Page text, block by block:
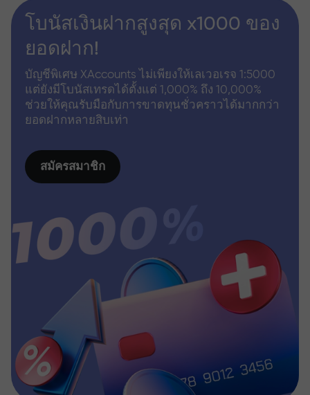
โบนัสเงินฝากสูงสุด x1000 ของ
ยอดฝาก!
บัญชีพิเศษ XAccounts ไม่เพียงให้เลเวอเรจ 1:5000
แต่ยังมีโบนัสเทรดได้ตั้งแต่ 1,000% ถึง 10,000%
ช่วยให้คุณรับมือกับการขาดทุนชั่วคราวได้มากกว่า
ยอดฝากหลายสิบเท่า
สมัครสมาชิก